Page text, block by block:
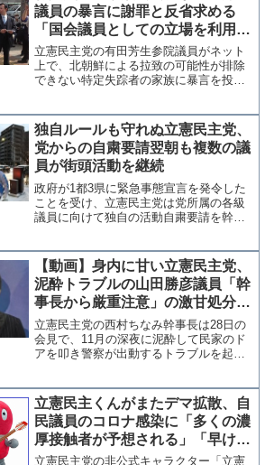
議員の暴言に謝罪と反省求める
「国会議員としての立場を利用し
た独善的な発想で、特定の家族へ
の嫌がらせをしている」
立憲民主党の有田芳生参院議員がネット
上で、北朝鮮による拉致の可能性が排除
できない特定失踪者の家族に暴言を投稿
け通信「ひびき」で、有田議員に謝罪と
反省を求めるコメントを...
独自ルールも守れぬ立憲民主党、
党からの自粛要請翌朝も複数の議
員が街頭活動を継続
政府が1都3県に緊急事態宣言を発令した
ことを受け、立憲民主党は党所属の各級
議員に向けて独自の活動自粛要請を幹事
ティング、ポスター掲示などを中心にす
るよう強く要請してい...
【動画】身内に甘い立憲民主党、
泥酔トラブルの山田勝彦議員「幹
事長から厳重注意」の激甘処分！
選挙区内で現金20万円は不問か？
立憲民主党の西村ちなみ幹事長は28日の
会見で、11月の深夜に泥酔して民家のド
アを叩き警察が出動するトラブルを起こ
とを発表した。なんらリスクを伴わない
実質の不処分である...
立憲民主くんがまたデマ拡散、自
民議員のコロナ感染に「多くの濃
厚接触者が予想される」「早けれ
ば選挙区に着いている」実際は濃
立憲民主党の非公式キャラクター「立憲